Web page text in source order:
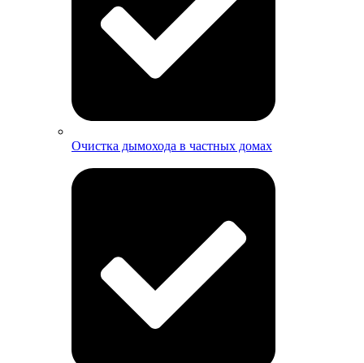
Очистка дымохода в частных домах